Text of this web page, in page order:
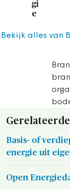
gi
e
Bekijk alles van
Basis- of
energie uit
Open